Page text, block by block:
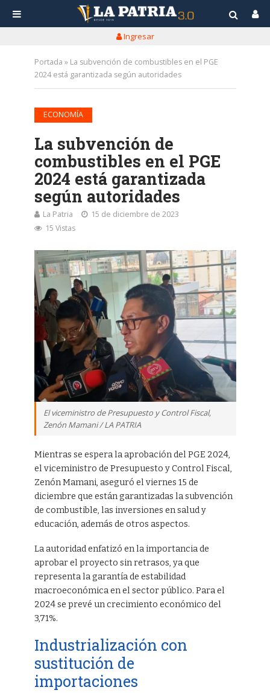
Ingresar
Portada » La subvención de combustibles en el PGE
2024 está garantizada según autoridades
ECONOMÍA
La subvención de
combustibles en el PGE
2024 está garantizada
según autoridades
La Patria
15 de diciembre de 2023
15 Vistas
El viceministro de Presupuesto y Control Fiscal,
Zenón Mamani / LA PATRIA
Mientras se espera la aprobación del PGE 2024,
el viceministro de Presupuesto y Control Fiscal,
Zenón Mamani, aseguró el viernes 15 de
diciembre que están garantizadas la subvención
de combustible, las inversiones en salud y
educación, además de otros aspectos.
La autoridad enfatizó en la importancia de
aprobar el proyecto sin retrasos, ya que
representa la garantía de estabilidad
macroeconómica en el sector público. Para el
2024 se prevé un crecimiento económico del
3,71%.
Industrialización con
sustitución de
importaciones